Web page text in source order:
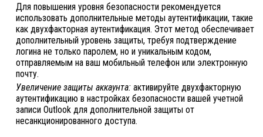
Для повышения уровня безопасности рекомендуется
использовать дополнительные методы аутентификации, такие
как двухфакторная аутентификация. Этот метод обеспечивает
дополнительный уровень защиты, требуя подтверждение
логина не только паролем, но и уникальным кодом,
отправляемым на ваш мобильный телефон или электронную
почту.
Увеличение защиты аккаунта: активируйте двухфакторную
аутентификацию в настройках безопасности вашей учетной
записи Outlook для дополнительной защиты от
несанкционированного доступа.